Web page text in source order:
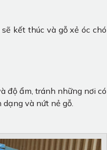
kết thúc và gỗ xẻ óc chó
độ ẩm, tránh những nơi có
và nứt nẻ gỗ.